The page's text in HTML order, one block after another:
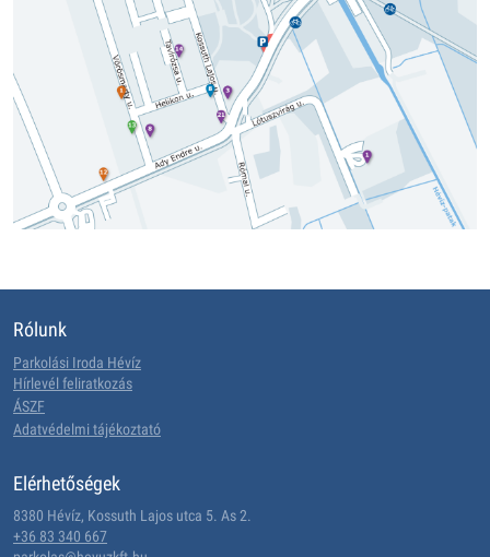
Rólunk
Parkolási Iroda Hévíz
Hírlevél feliratkozás
ÁSZF
Adatvédelmi tájékoztató
Elérhetőségek
8380 Hévíz, Kossuth Lajos utca 5. As 2.
+36 83 340 667